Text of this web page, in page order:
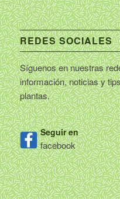
REDES SOCIALES
Síguenos en nuestras
información, noticias y
plantas.
Seguir en
facebook